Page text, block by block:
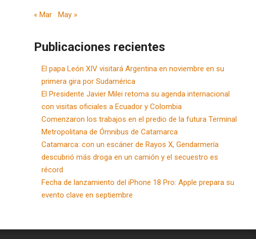
« Mar May »
Publicaciones recientes
El papa León XIV visitará Argentina en noviembre en su
primera gira por Sudamérica
El Presidente Javier Milei retoma su agenda internacional
con visitas oficiales a Ecuador y Colombia
Comenzaron los trabajos en el predio de la futura Terminal
Metropolitana de Ómnibus de Catamarca
Catamarca: con un escáner de Rayos X, Gendarmería
descubrió más droga en un camión y el secuestro es
récord
Fecha de lanzamiento del iPhone 18 Pro: Apple prepara su
evento clave en septiembre